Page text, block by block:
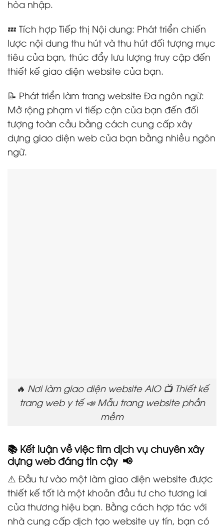
hòa nhập.
💤 Tích hợp Tiếp thị Nội dung: Phát triển chiến
lược nội dung thu hút và thu hút đối tượng mục
tiêu của bạn, thúc đẩy lưu lượng truy cập đến
thiết kế giao diện website của bạn.
📝 Phát triển làm trang website Đa ngôn ngữ:
Mở rộng phạm vi tiếp cận của bạn đến đối
tượng toàn cầu bằng cách cung cấp xây
dựng giao diện web của bạn bằng nhiều ngôn
ngữ.
🔥 Nơi làm giao diện website AIO 📺 Thiết kế
trang web y tế 📣 Mẫu trang website phần
mềm
📚 Kết luận về việc tìm dịch vụ chuyên xây
dựng web đáng tin cậy 📢
⚠️ Đầu tư vào một làm giao diện website được
thiết kế tốt là một khoản đầu tư cho tương lai
của thương hiệu bạn. Bằng cách hợp tác với
nhà cung cấp dịch tạo website uy tín, bạn có